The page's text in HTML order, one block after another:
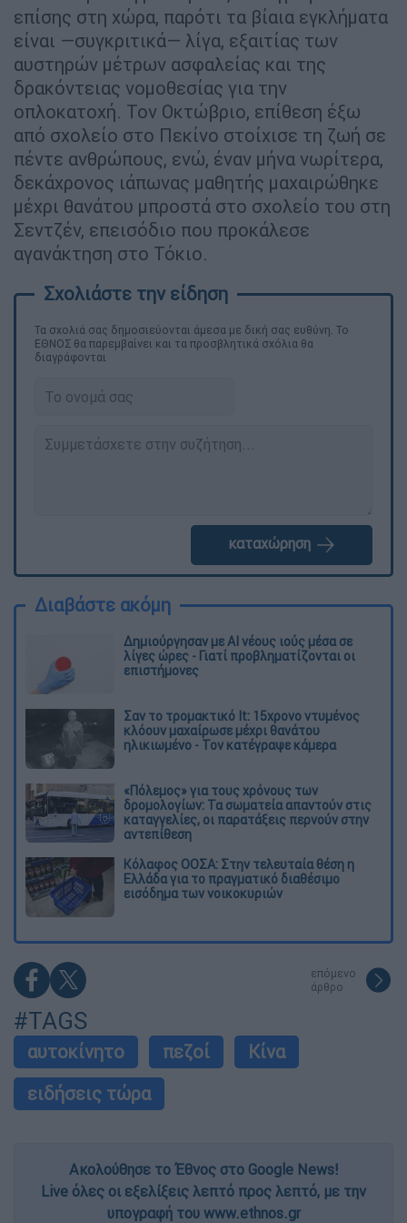
επίσης στη χώρα, παρότι τα βίαια εγκλήματα
είναι —συγκριτικά— λίγα, εξαιτίας των
αυστηρών μέτρων ασφαλείας και της
δρακόντειας νομοθεσίας για την
οπλοκατοχή. Τον Οκτώβριο, επίθεση έξω
από σχολείο στο Πεκίνο στοίχισε τη ζωή σε
πέντε ανθρώπους, ενώ, έναν μήνα νωρίτερα,
δεκάχρονος ιάπωνας μαθητής μαχαιρώθηκε
μέχρι θανάτου μπροστά στο σχολείο του στη
Σεντζέν, επεισόδιο που προκάλεσε
αγανάκτηση στο Τόκιο.
Τα σχολιά σας δημοσιεύονται άμεσα με δική σας ευθύνη. Το
ΕΘΝΟΣ θα παρεμβαίνει και τα προσβλητικά σχόλια θα
διαγράφονται
καταχώρηση
Διαβάστε ακόμη
Δημιούργησαν με AI νέους ιούς μέσα σε
λίγες ώρες - Γιατί προβληματίζονται οι
επιστήμονες
Σαν το τρομακτικό It: 15χρονο ντυμένος
κλόουν μαχαίρωσε μέχρι θανάτου
ηλικιωμένο - Τον κατέγραψε κάμερα
«Πόλεμος» για τους χρόνους των
δρομολογίων: Τα σωματεία απαντούν στις
καταγγελίες, οι παρατάξεις περνούν στην
αντεπίθεση
Κόλαφος ΟΟΣΑ: Στην τελευταία θέση η
Ελλάδα για το πραγματικό διαθέσιμο
εισόδημα των νοικοκυριών
επόμενο
άρθρο
#TAGS
αυτοκίνητο πεζοί
Κίνα
ειδήσεις τώρα
Ακολούθησε το Έθνος στο Google News!
Live όλες οι εξελίξεις λεπτό προς λεπτό, με την
υπογραφή του www.ethnos.gr